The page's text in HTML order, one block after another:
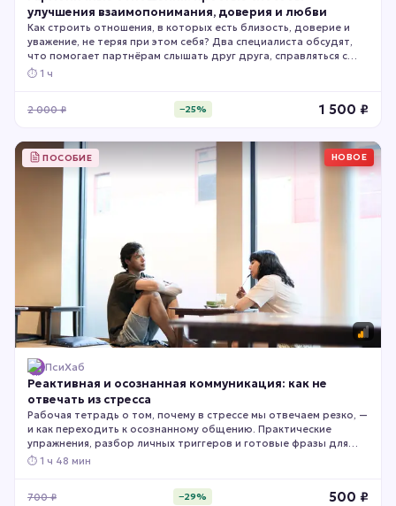
улучшения взаимопонимания, доверия и любви
Как строить отношения, в которых есть близость, доверие и
уважение, не теряя при этом себя? Два специалиста обсудят,
что помогает партнёрам слышать друг друга, справляться с
конфликтами и сохранять эмоциональную связь.
⏱ 1 ч
2 000₽ −25% 1 500 ₽
ПОСОБИЕ НОВОЕ
ПсиХаб
Реактивная и осознанная коммуникация: как не
отвечать из стресса
Рабочая тетрадь о том, почему в стрессе мы отвечаем резко, —
и как переходить к осознанному общению. Практические
упражнения, разбор личных триггеров и готовые фразы для
напряжённых разговоров. Подойдёт тем, кто хочет меньше
⏱ 1 ч 48 мин
700₽ −29% 500 ₽